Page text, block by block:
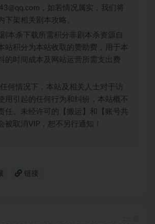
，如若情况属实，我们将
下架相关剧本攻略。
剧本杀下载所需积分非剧本杀资源自
站积分为本站收取的赞助费，用于本
的时间成本及网站运营所需支出费
任何情况下，本站及相关人士对于访
用引起的任何行为和纠纷，本站概不
任。未经许可的【搬运】和【账号共
被取消VIP，恕不另行通知！
链接